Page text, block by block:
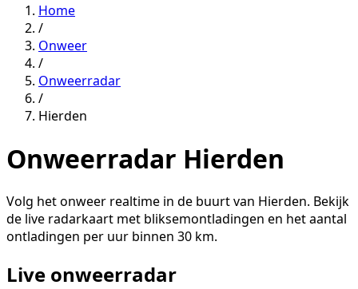
Home
/
Onweer
/
Onweerradar
/
Hierden
Onweerradar Hierden
Volg het onweer realtime in de buurt van Hierden. Bekijk
de live radarkaart met bliksemontladingen en het aantal
ontladingen per uur binnen 30 km.
Live onweerradar